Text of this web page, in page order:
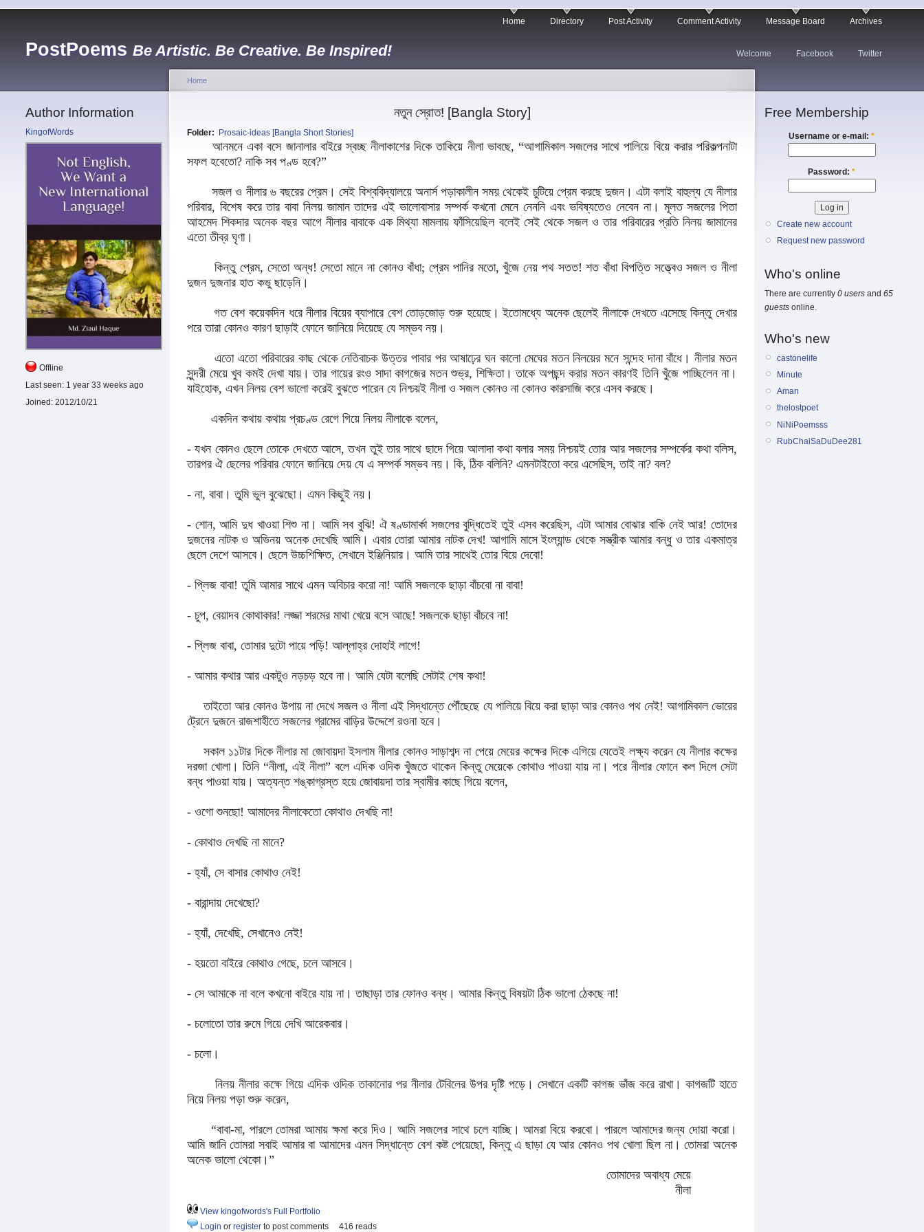
PostPoems Be Artistic. Be Creative. Be Inspired!
Home Directory Post Activity Comment Activity Message Board Archives
Welcome Facebook Twitter
Author Information
KingofWords
Offline
Last seen: 1 year 33 weeks ago
Joined: 2012/10/21
Home
নতুন স্রোত! [Bangla Story]
Folder: Prosaic-ideas [Bangla Short Stories]
আনমনে একা বসে জানালার বাইরে স্বচ্ছ নীলাকাশের দিকে তাকিয়ে নীলা ভাবছে, “আগামিকাল সজলের সাথে পালিয়ে বিয়ে করার পরিকল্পনাটা
সফল হবেতো? নাকি সব পণ্ড হবে?”
সজল ও নীলার ৬ বছরের প্রেম। সেই বিশ্ববিদ্যালয়ে অনার্স পড়াকালীন সময় থেকেই চুটিয়ে প্রেম করছে দুজন। এটা বলাই বাহুল্য যে নীলার
পরিবার, বিশেষ করে তার বাবা নিলয় জামান তাদের এই ভালোবাসার সম্পর্ক কখনো মেনে নেননি এবং ভবিষ্যতেও নেবেন না। মূলত সজলের পিতা
আহমেদ শিকদার অনেক বছর আগে নীলার বাবাকে এক মিথ্যা মামলায় ফাঁসিয়েছিল বলেই সেই থেকে সজল ও তার পরিবারের প্রতি নিলয় জামানের
এতো তীব্র ঘৃণা।
কিন্তু প্রেম, সেতো অন্ধ! সেতো মানে না কোনও বাঁধা; প্রেম পানির মতো, খুঁজে নেয় পথ সতত! শত বাঁধা বিপত্তি সত্ত্বেও সজল ও নীলা
দুজন দুজনার হাত কভু ছাড়েনি।
গত বেশ কয়েকদিন ধরে নীলার বিয়ের ব্যাপারে বেশ তোড়জোড় শুরু হয়েছে। ইতোমধ্যে অনেক ছেলেই নীলাকে দেখতে এসেছে কিন্তু দেখার
পরে তারা কোনও কারণ ছাড়াই ফোনে জানিয়ে দিয়েছে যে সম্ভব নয়।
এতো এতো পরিবারের কাছ থেকে নেতিবাচক উত্তর পাবার পর আষাঢ়ের ঘন কালো মেঘের মতন নিলয়ের মনে সন্দেহ দানা বাঁধে। নীলার মতন
সুন্দরী মেয়ে খুব কমই দেখা যায়। তার গায়ের রংও সাদা কাগজের মতন শুভ্র, শিক্ষিতা। তাকে অপছন্দ করার মতন কারণই তিনি খুঁজে পাচ্ছিলেন না।
যাইহোক, এখন নিলয় বেশ ভালো করেই বুঝতে পারেন যে নিশ্চয়ই নীলা ও সজল কোনও না কোনও কারসাজি করে এসব করছে।
একদিন কথায় কথায় প্রচণ্ড রেগে গিয়ে নিলয় নীলাকে বলেন,
- যখন কোনও ছেলে তোকে দেখতে আসে, তখন তুই তার সাথে ছাদে গিয়ে আলাদা কথা বলার সময় নিশ্চয়ই তোর আর সজলের সম্পর্কের কথা বলিস,
তারপর ঐ ছেলের পরিবার ফোনে জানিয়ে দেয় যে এ সম্পর্ক সম্ভব নয়। কি, ঠিক বলিনি? এমনটাইতো করে এসেছিস, তাই না? বল?
- না, বাবা। তুমি ভুল বুঝেছো। এমন কিছুই নয়।
- শোন, আমি দুধ খাওয়া শিশু না। আমি সব বুঝি! ঐ ষণ্ডামার্কা সজলের বুদ্ধিতেই তুই এসব করেছিস, এটা আমার বোঝার বাকি নেই আর! তোদের
দুজনের নাটক ও অভিনয় অনেক দেখেছি আমি। এবার তোরা আমার নাটক দেখ! আগামি মাসে ইংল্যান্ড থেকে সস্ত্রীক আমার বন্ধু ও তার একমাত্র
ছেলে দেশে আসবে। ছেলে উচ্চশিক্ষিত, সেখানে ইঞ্জিনিয়ার। আমি তার সাথেই তোর বিয়ে দেবো!
- প্লিজ বাবা! তুমি আমার সাথে এমন অবিচার করো না! আমি সজলকে ছাড়া বাঁচবো না বাবা!
- চুপ, বেয়াদব কোথাকার! লজ্জা শরমের মাথা খেয়ে বসে আছে! সজলকে ছাড়া বাঁচবে না!
- প্লিজ বাবা, তোমার দুটো পায়ে পড়ি! আল্লাহ্‌র দোহাই লাগে!
- আমার কথার আর একটুও নড়চড় হবে না। আমি যেটা বলেছি সেটাই শেষ কথা!
তাইতো আর কোনও উপায় না দেখে সজল ও নীলা এই সিদ্ধান্তে পৌঁছেছে যে পালিয়ে বিয়ে করা ছাড়া আর কোনও পথ নেই! আগামিকাল ভোরের
ট্রেনে দুজনে রাজশাহীতে সজলের গ্রামের বাড়ির উদ্দেশে রওনা হবে।
সকাল ১১টার দিকে নীলার মা জোবায়দা ইসলাম নীলার কোনও সাড়াশব্দ না পেয়ে মেয়ের কক্ষের দিকে এগিয়ে যেতেই লক্ষ্য করেন যে নীলার কক্ষের
দরজা খোলা। তিনি “নীলা, এই নীলা” বলে এদিক ওদিক খুঁজতে থাকেন কিন্তু মেয়েকে কোথাও পাওয়া যায় না। পরে নীলার ফোনে কল দিলে সেটা
বন্ধ পাওয়া যায়। অত্যন্ত শঙ্কাগ্রস্ত হয়ে জোবায়দা তার স্বামীর কাছে গিয়ে বলেন,
- ওগো শুনছো! আমাদের নীলাকেতো কোথাও দেখছি না!
- কোথাও দেখছি না মানে?
- হ্যাঁ, সে বাসার কোথাও নেই!
- বারান্দায় দেখেছো?
- হ্যাঁ, দেখেছি, সেখানেও নেই!
- হয়তো বাইরে কোথাও গেছে, চলে আসবে।
- সে আমাকে না বলে কখনো বাইরে যায় না। তাছাড়া তার ফোনও বন্ধ। আমার কিন্তু বিষয়টা ঠিক ভালো ঠেকছে না!
- চলোতো তার রুমে গিয়ে দেখি আরেকবার।
- চলো।
নিলয় নীলার কক্ষে গিয়ে এদিক ওদিক তাকানোর পর নীলার টেবিলের উপর দৃষ্টি পড়ে। সেখানে একটি কাগজ ভাঁজ করে রাখা। কাগজটি হাতে
নিয়ে নিলয় পড়া শুরু করেন,
“বাবা-মা, পারলে তোমরা আমায় ক্ষমা করে দিও। আমি সজলের সাথে চলে যাচ্ছি। আমরা বিয়ে করবো। পারলে আমাদের জন্য দোয়া করো।
আমি জানি তোমরা সবাই আমার বা আমাদের এমন সিদ্ধান্তে বেশ কষ্ট পেয়েছো, কিন্তু এ ছাড়া যে আর কোনও পথ খোলা ছিল না। তোমরা অনেক
অনেক ভালো থেকো।”
তোমাদের অবাধ্য মেয়ে
নীলা
View kingofwords's Full Portfolio
Login or register to post comments 416 reads
Free Membership
Username or e-mail: *
Password: *
Create new account
Request new password
Who's online
There are currently 0 users and 65
guests online.
Who's new
castonelife
Minute
Aman
thelostpoet
NiNiPoemsss
RubChaiSaDuDee281